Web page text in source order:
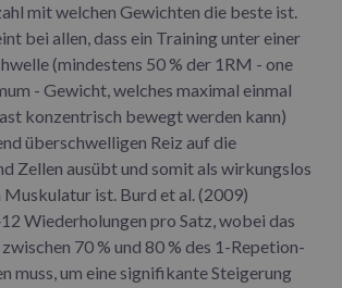
mit welchen Gewichten die beste ist.
bei allen, dass ein Training unter einer
(mindestens 50 % der 1RM - one
- Gewicht, welches maximal einmal
konzentrisch bewegt werden kann)
überschwelligen Reiz auf die
Zellen ausübt und somit als wirkungslos
Muskulatur ist. Burd et al. (2009)
Wiederholungen pro Satz, wobei das
70 % und 80 % des 1-Repetion-
muss, um eine signifikante Steigerung